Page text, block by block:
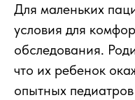
Для маленьких
условия для
обследования.
что их ребенок
опытных